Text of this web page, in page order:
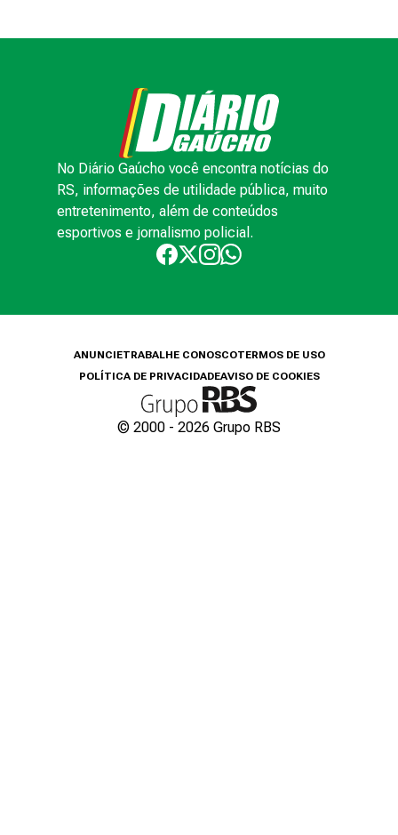
No Diário Gaúcho você encontra notícias do
RS, informações de utilidade pública, muito
entretenimento, além de conteúdos
esportivos e jornalismo policial.
ANUNCIETRABALHE CONOSCOTERMOS DE USO
POLÍTICA DE PRIVACIDADEAVISO DE COOKIES
© 2000 - 2026 Grupo RBS